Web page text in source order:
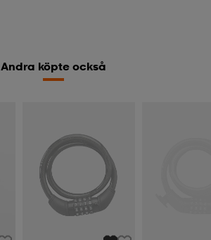
Andra köpte också